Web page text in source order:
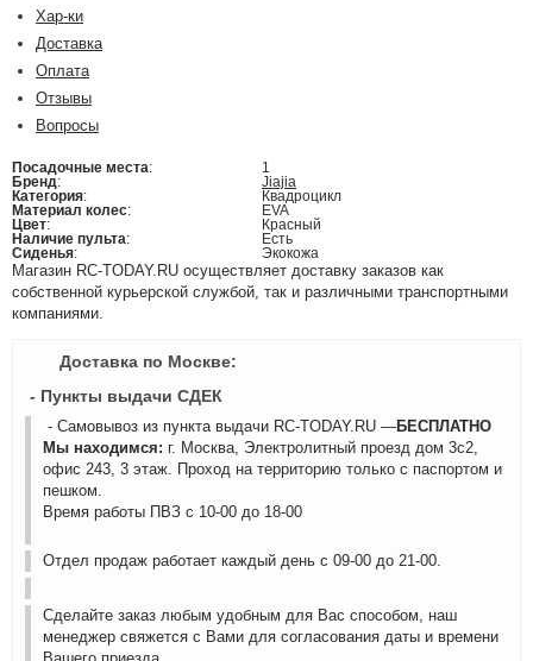
Хар-ки
Доставка
Оплата
Отзывы
Вопросы
Посадочные места:
1
Бренд:
Jiajia
Категория:
Квадроцикл
Материал колес:
EVA
Цвет:
Красный
Наличие пульта:
Есть
Сиденья: Экокожа
Магазин RC-TODAY.RU осуществляет доставку заказов как
собственной курьерской службой, так и различными транспортными
компаниями.
Доставка по Москве:
- Пункты выдачи СДЕК
- Самовывоз из пункта выдачи RC-TODAY.RU —БЕСПЛАТНО
Мы находимся: г. Москва, Электролитный проезд дом 3с2,
офис 243, 3 этаж. Проход на территорию только с паспортом и
пешком.
Время работы ПВЗ с 10-00 до 18-00
Отдел продаж работает каждый день с 09-00 до 21-00.
Сделайте заказ любым удобным для Вас способом, наш
менеджер свяжется с Вами для согласования даты и времени